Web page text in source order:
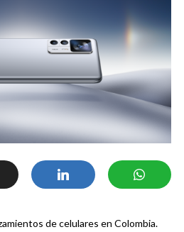
de celulares en Colombia.